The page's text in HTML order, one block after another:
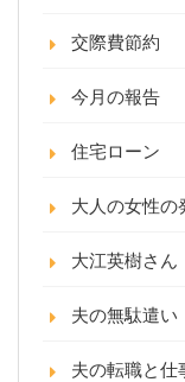
交際費節約
今月の報告
住宅ローン
大人の女性の
大江英樹さん
夫の無駄遣い
夫の転職と仕